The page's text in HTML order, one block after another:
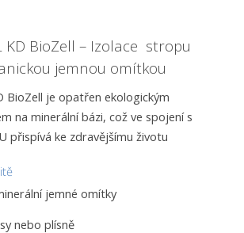
KD BioZell – Izolace stropu
jemnou omítkou
BioZell je opatřen ekologickým
na minerální bázi, což ve spojení s
přispívá ke zdravějšímu životu
jemné omítky
nebo plísně